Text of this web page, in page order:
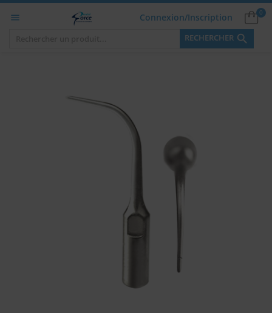
 0
Connexion/Inscription
RECHERCHER 